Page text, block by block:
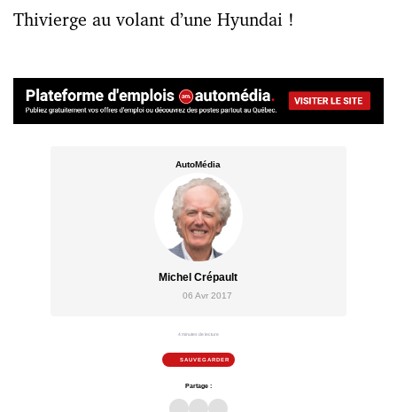
AutoMédia
Michel Crépault
06 Avr 2017
4 minutes de lecture
SAUVEGARDER
Partage :
Thivierge au volant d’une Hyundai !